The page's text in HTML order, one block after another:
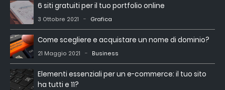
6 siti gratuiti per il tuo portfolio online
3 Ottobre 2021 Grafica
Come scegliere e acquistare un nome di dominio?
21 Maggio 2021 Business
Elementi essenziali per un e-commerce: il tuo sito
ha tutti e 11?